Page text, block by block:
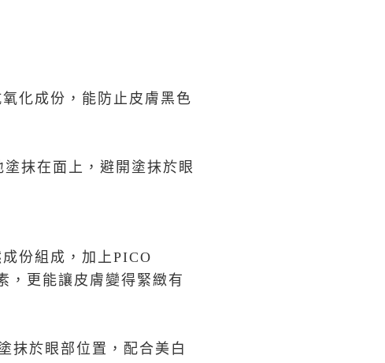
化成份，能防止皮膚黑色
抹在面上，避開塗抹於眼
份組成，加上PICO
，更能讓皮膚變得緊緻有
抹於眼部位置，配合美白